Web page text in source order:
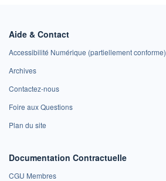
Aide & Contact
Accessibilité Numérique (partiellement conforme)
Archives
Contactez-nous
Foire aux Questions
Plan du site
Documentation Contractuelle
CGU Membres